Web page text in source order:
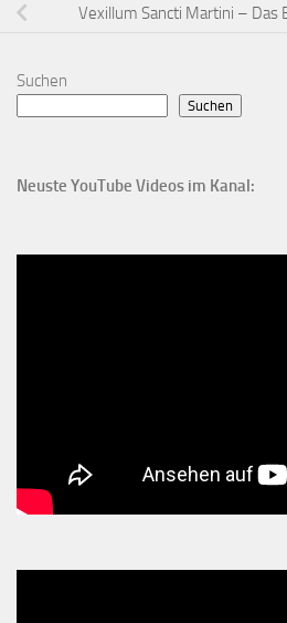
Vexillum Sancti Martini – Das
Suchen
Suchen
Neuste YouTube Videos im Kanal: